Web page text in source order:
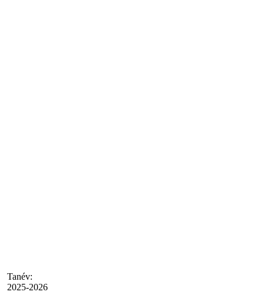
Tanév:
2025-2026